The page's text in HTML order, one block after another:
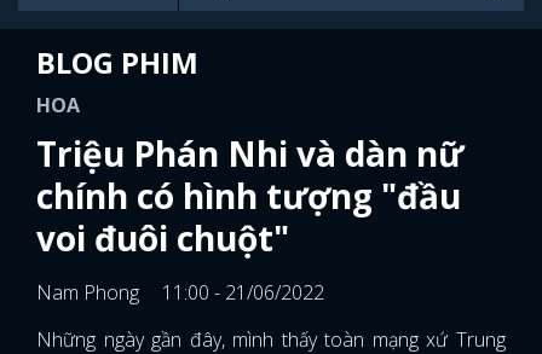
BLOG PHIM
HOA
Triệu Phán Nhi và dàn nữ
chính có hình tượng "đầu
voi đuôi chuột"
Nam Phong
11:00 - 21/06/2022
Những ngày gần đây, mình thấy toàn mạng xứ Trung